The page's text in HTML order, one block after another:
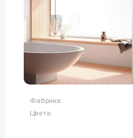
Фабрика:
Цвета: